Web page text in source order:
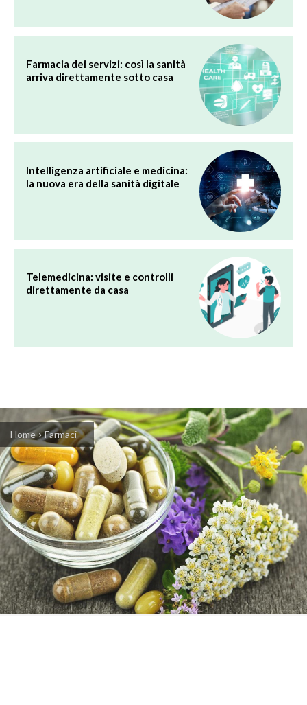
Farmacia dei servizi: così la sanità
arriva direttamente sotto casa
Intelligenza artificiale e medicina:
la nuova era della sanità digitale
Telemedicina: visite e controlli
direttamente da casa